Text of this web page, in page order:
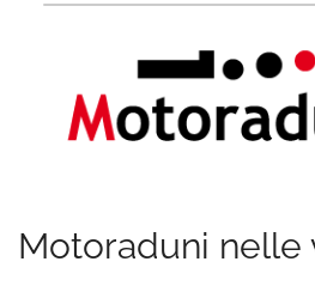
Motoraduni nelle